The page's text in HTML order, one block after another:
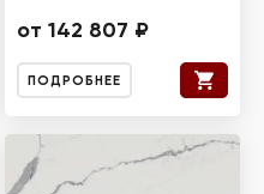
от 142 807 ₽
ПОДРОБНЕЕ